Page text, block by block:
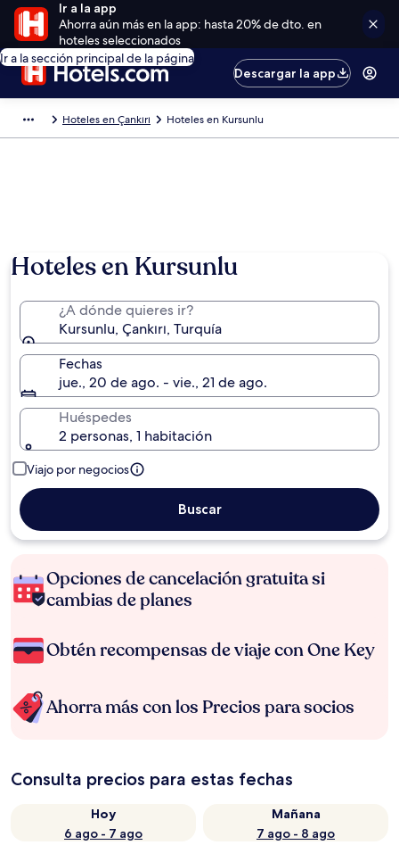
Ir a la app
Ahorra aún más en la app: hasta 20% de dto. en
hoteles seleccionados
Ir a la sección principal de la página
Descargar la app
Hoteles en Çankırı Hoteles en Kursunlu
Hoteles en Kursunlu
¿A dónde quieres ir?
Kursunlu, Çankırı, Turquía
Fechas
jue., 20 de ago. - vie., 21 de ago.
Huéspedes
2 personas, 1 habitación
Viajo por negocios
Buscar
Opciones de cancelación gratuita si
cambias de planes
Obtén recompensas de viaje con One Key
Ahorra más con los Precios para socios
Consulta precios para estas fechas
Hoy
6 ago - 7 ago
Mañana
7 ago - 8 ago